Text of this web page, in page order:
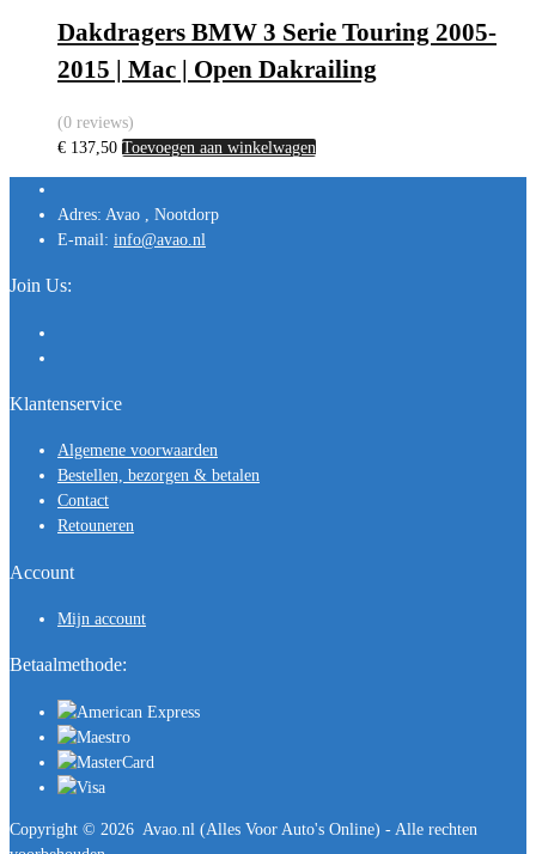
Dakdragers BMW 3 Serie Touring 2005-
2015 | Mac | Open Dakrailing
(0 reviews)
€ 137,50 Toevoegen aan winkelwagen
Adres: Avao , Nootdorp
E-mail: info@avao.nl
Join Us:
Klantenservice
Algemene voorwaarden
Bestellen, bezorgen & betalen
Contact
Retouneren
Account
Mijn account
Betaalmethode:
Copyright © 2026 Avao.nl (Alles Voor Auto's Online) - Alle rechten